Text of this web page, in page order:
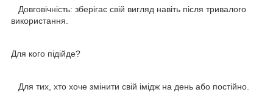
Довговічність: зберігає свій вигляд навіть після тривалого
використання.
Для кого підійде?
Для тих, хто хоче змінити свій імідж на день або постійно.